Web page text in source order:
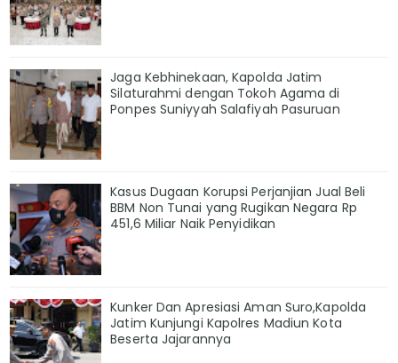
Jaga Kebhinekaan, Kapolda Jatim
Silaturahmi dengan Tokoh Agama di
Ponpes Suniyyah Salafiyah Pasuruan
Kasus Dugaan Korupsi Perjanjian Jual Beli
BBM Non Tunai yang Rugikan Negara Rp
451,6 Miliar Naik Penyidikan
Kunker Dan Apresiasi Aman Suro,Kapolda
Jatim Kunjungi Kapolres Madiun Kota
Beserta Jajarannya